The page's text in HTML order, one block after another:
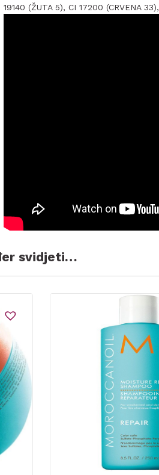
19140 (ŽUTA 5), CI 17200 (CRVENA
svidjeti…